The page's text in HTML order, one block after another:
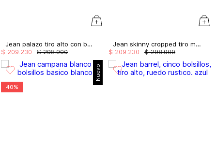
Jean palazo tiro alto con bolsillos
$ 298.900
$ 209.230
Jean skinny cropped tiro medio prendedor
$ 298.900
$ 209.230
Nuevo
40%